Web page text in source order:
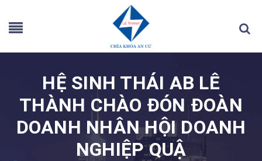
HỆ SINH THÁI AB LÊ
THÀNH CHÀO ĐÓN ĐOÀN
DOANH NHÂN HỘI DOANH
NGHIỆP QUẬ